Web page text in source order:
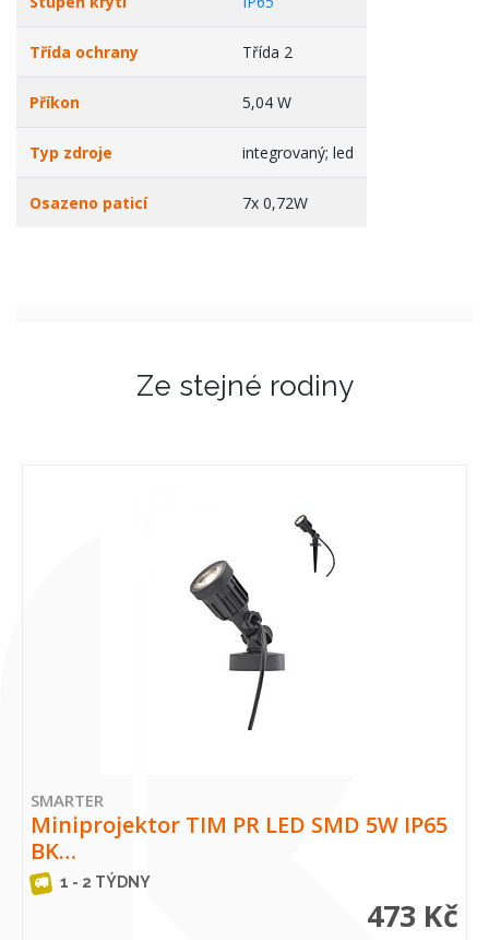
Třída ochrany Třída 2
Příkon 5,04 W
Typ zdroje integrovaný; led
Osazeno paticí 7x 0,72W
Ze stejné rodiny
SMARTER
Miniprojektor TIM PR LED SMD 5W IP65
BK…
1 - 2 TÝDNY
473 Kč